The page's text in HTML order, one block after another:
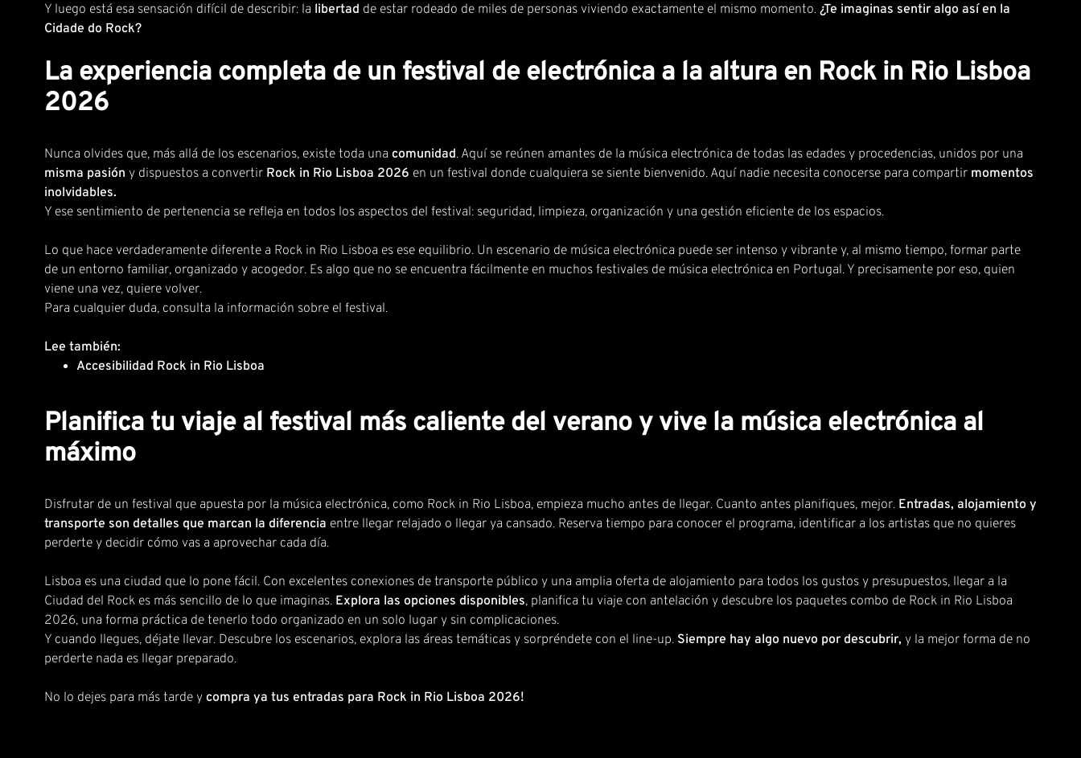
Y luego está esa sensación difícil de describir: la libertad de estar rodeado de miles de personas viviendo exactamente el mismo momento. ¿Te imaginas sentir algo así en la
Cidade do Rock?
La experiencia completa de un festival de electrónica a la altura en Rock in Rio Lisboa
2026
Nunca olvides que, más allá de los escenarios, existe toda una comunidad. Aquí se reúnen amantes de la música electrónica de todas las edades y procedencias, unidos por una
misma pasión y dispuestos a convertir Rock in Rio Lisboa 2026 en un festival donde cualquiera se siente bienvenido. Aquí nadie necesita conocerse para compartir momentos
inolvidables.
Y ese sentimiento de pertenencia se refleja en todos los aspectos del festival: seguridad, limpieza, organización y una gestión eficiente de los espacios.
Lo que hace verdaderamente diferente a Rock in Rio Lisboa es ese equilibrio. Un escenario de música electrónica puede ser intenso y vibrante y, al mismo tiempo, formar parte
de un entorno familiar, organizado y acogedor. Es algo que no se encuentra fácilmente en muchos festivales de música electrónica en Portugal. Y precisamente por eso, quien
viene una vez, quiere volver.
Para cualquier duda, consulta la información sobre el festival.
Lee también:
Accesibilidad Rock in Rio Lisboa
Planifica tu viaje al festival más caliente del verano y vive la música electrónica al
máximo
Disfrutar de un festival que apuesta por la música electrónica, como Rock in Rio Lisboa, empieza mucho antes de llegar. Cuanto antes planifiques, mejor. Entradas, alojamiento y
transporte son detalles que marcan la diferencia entre llegar relajado o llegar ya cansado. Reserva tiempo para conocer el programa, identificar a los artistas que no quieres
perderte y decidir cómo vas a aprovechar cada día.
Lisboa es una ciudad que lo pone fácil. Con excelentes conexiones de transporte público y una amplia oferta de alojamiento para todos los gustos y presupuestos, llegar a la
Ciudad del Rock es más sencillo de lo que imaginas. Explora las opciones disponibles, planifica tu viaje con antelación y descubre los paquetes combo de Rock in Rio Lisboa
2026, una forma práctica de tenerlo todo organizado en un solo lugar y sin complicaciones.
Y cuando llegues, déjate llevar. Descubre los escenarios, explora las áreas temáticas y sorpréndete con el line-up. Siempre hay algo nuevo por descubrir, y la mejor forma de no
perderte nada es llegar preparado.
No lo dejes para más tarde y compra ya tus entradas para Rock in Rio Lisboa 2026!